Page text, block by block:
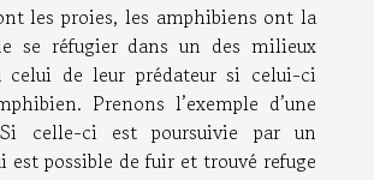
les proies, les amphibiens ont la
se réfugier dans un des milieux
celui de leur prédateur si celui-ci
Prenons l’exemple d’une
celle-ci est poursuivie par un
est possible de fuir et trouvé refuge